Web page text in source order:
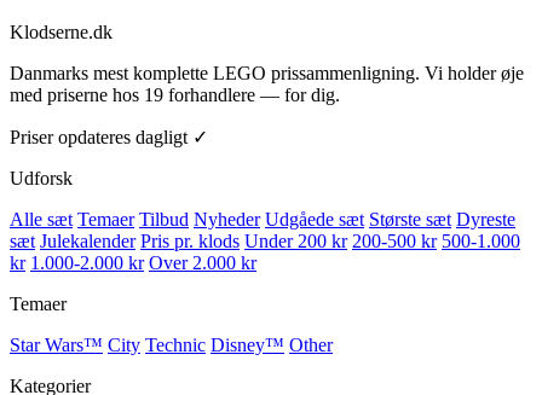
Klodserne.dk
Danmarks mest komplette LEGO prissammenligning. Vi holder øje
med priserne hos 19 forhandlere — for dig.
Priser opdateres dagligt ✓
Udforsk
Alle sæt Temaer Tilbud Nyheder Udgåede sæt Største sæt Dyreste
sæt Julekalender Pris pr. klods Under 200 kr 200-500 kr 500-1.000
kr 1.000-2.000 kr Over 2.000 kr
Temaer
Star Wars™ City Technic Disney™ Other
Kategorier